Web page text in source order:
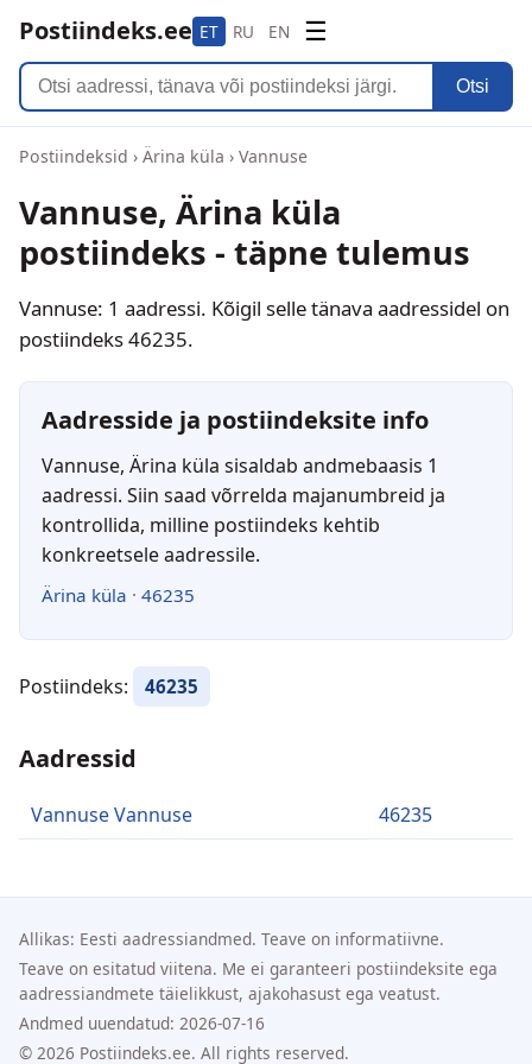
Postiindeks.ee ET RU EN ☰
Otsi
Postiindeksid › Ärina küla › Vannuse
Vannuse, Ärina küla
postiindeks - täpne tulemus
Vannuse: 1 aadressi. Kõigil selle tänava aadressidel on
postiindeks 46235.
Aadresside ja postiindeksite info
Vannuse, Ärina küla sisaldab andmebaasis 1
aadressi. Siin saad võrrelda majanumbreid ja
kontrollida, milline postiindeks kehtib
konkreetsele aadressile.
Ärina küla · 46235
Postiindeks: 46235
Aadressid
Vannuse Vannuse 46235
Allikas: Eesti aadressiandmed. Teave on informatiivne.
Teave on esitatud viitena. Me ei garanteeri postiindeksite ega
aadressiandmete täielikkust, ajakohasust ega veatust.
Andmed uuendatud: 2026-07-16
© 2026 Postiindeks.ee. All rights reserved.